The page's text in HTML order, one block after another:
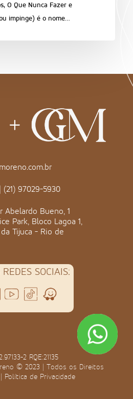
O Que Nunca Fazer e
impinge) é o nome…
| (21) 97029-5930
Abelardo Bueno, 1
Park, Bloco Lagoa 1,
da Tijuca - Rio de
SOCIAIS:
2 RQE:21135
© 2023 | Todos os Direitos
Política de Privacidade